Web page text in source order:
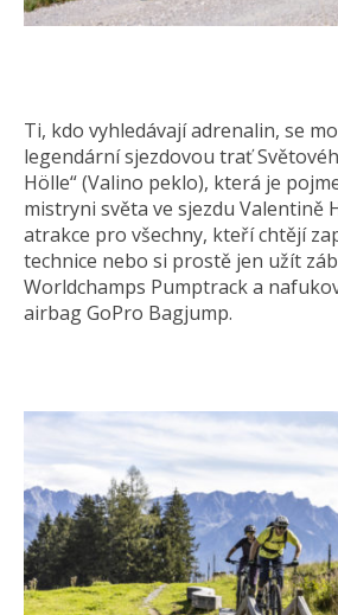
Ti, kdo vyhledávají adrenalin, se
legendární sjezdovou trať
Hölle“ (Valino peklo), která je
mistryni světa ve sjezdu Valentině
atrakce pro všechny, kteří chtějí
technice nebo si prostě jen užít
Worldchamps Pumptrack a
airbag GoPro Bagjump.